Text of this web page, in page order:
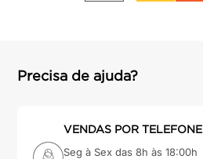
Precisa de ajuda?
VENDAS POR TELEFONE
Seg à Sex das 8h às 18:00h